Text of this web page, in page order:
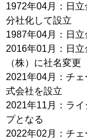
1972年04月：日
分社化して設立
1987年04月：日
2016年01月：日
（株）に社名変更
2021年04月：チ
式会社を設立
2021年11月：ラ
プとなる
2022年02月：チ